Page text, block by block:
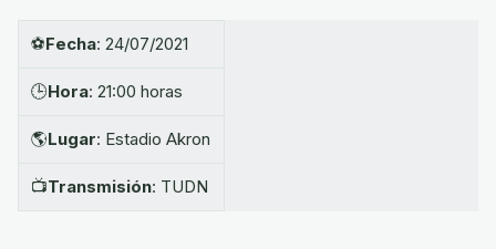
⚽Fecha: 24/07/2021
🕒Hora: 21:00 horas
🌎Lugar: Estadio Akron
📺Transmisión: TUDN